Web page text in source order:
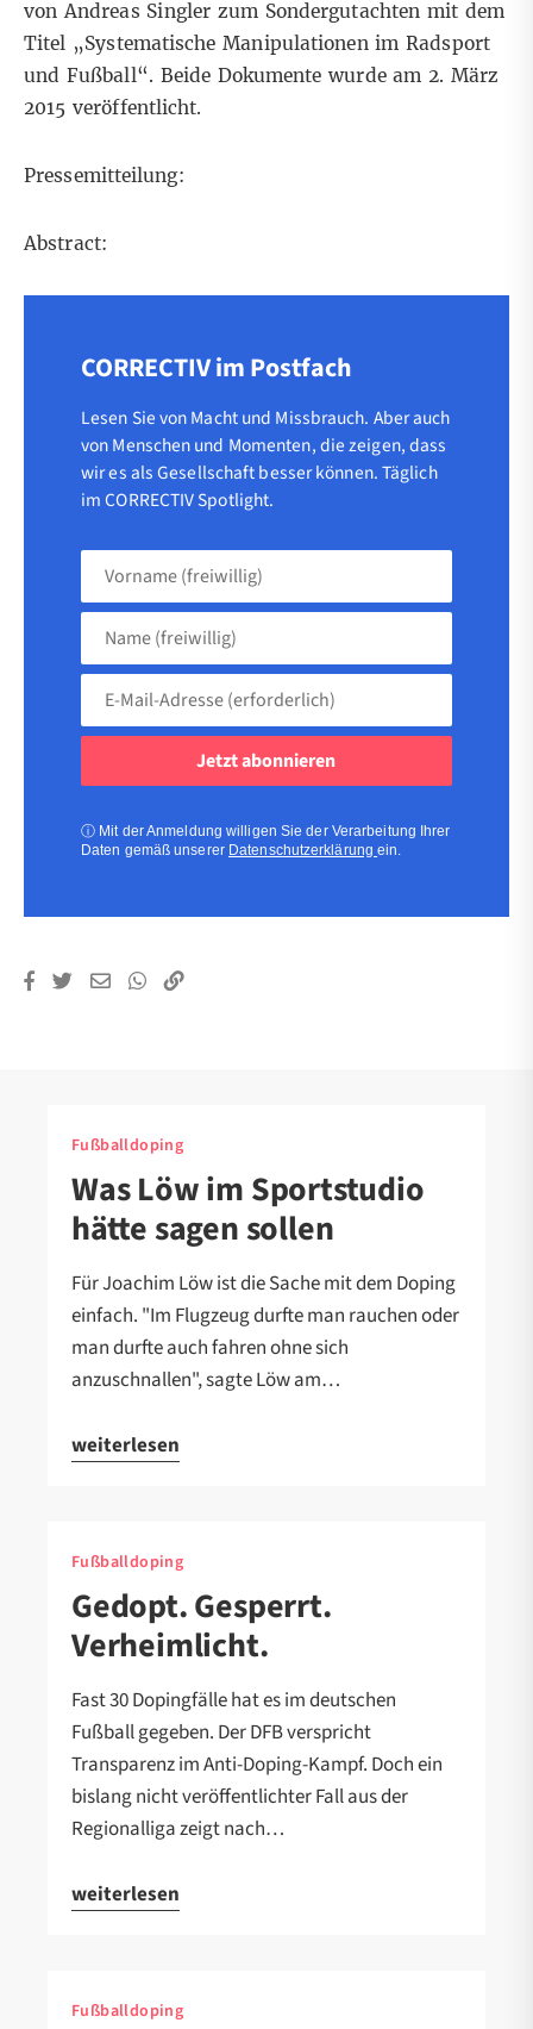
von Andreas Singler zum Sondergutachten mit dem
Titel „Systematische Manipulationen im Radsport
und Fußball“. Beide Dokumente wurde am 2. März
2015 veröffentlicht.
Pressemitteilung:
Abstract:
CORRECTIV im Postfach
Lesen Sie von Macht und Missbrauch. Aber auch
von Menschen und Momenten, die zeigen, dass
wir es als Gesellschaft besser können. Täglich
im CORRECTIV Spotlight.
Vorname
Name
(freiwillig)
Adresse
ⓘ Mit der Anmeldung willigen Sie der Verarbeitung Ihrer
Daten gemäß unserer Datenschutzerklärungein.
Fußballdoping
Was Löw im Sportstudio
hätte sagen sollen
Für Joachim Löw ist die Sache mit dem Doping
einfach. "Im Flugzeug durfte man rauchen oder
man durfte auch fahren ohne sich
anzuschnallen", sagte Löw am…
weiterlesen
Fußballdoping
Gedopt. Gesperrt.
Verheimlicht.
Fast 30 Dopingfälle hat es im deutschen
Fußball gegeben. Der DFB verspricht
Transparenz im Anti-Doping-Kampf. Doch ein
bislang nicht veröffentlichter Fall aus der
Regionalliga zeigt nach…
weiterlesen
Fußballdoping